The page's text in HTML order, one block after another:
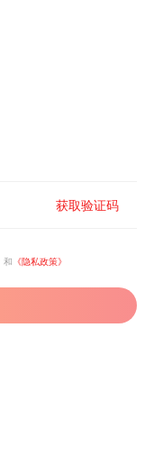
获取验证码
和 《隐私政策》